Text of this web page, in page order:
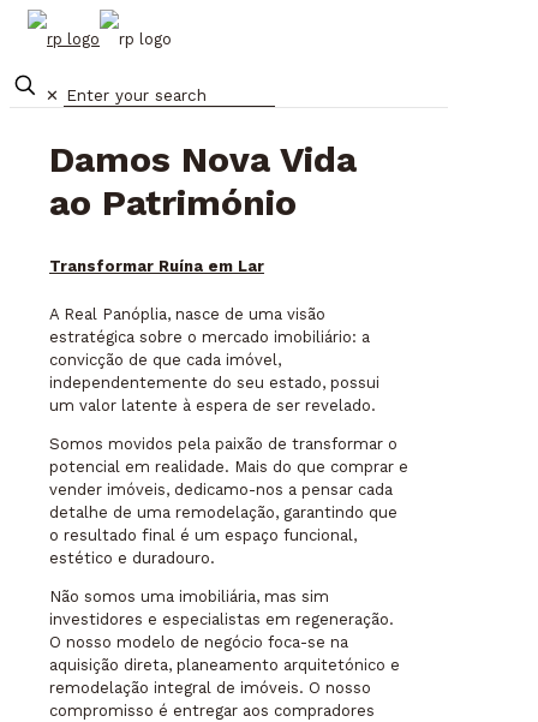
✕
Damos Nova Vida
ao Património
Transformar Ruína em Lar
A Real Panóplia, nasce de uma visão
estratégica sobre o mercado imobiliário: a
convicção de que cada imóvel,
independentemente do seu estado, possui
um valor latente à espera de ser revelado.
Somos movidos pela paixão de transformar o
potencial em realidade. Mais do que comprar e
vender imóveis, dedicamo-nos a pensar cada
detalhe de uma remodelação, garantindo que
o resultado final é um espaço funcional,
estético e duradouro.
Não somos uma imobiliária, mas sim
investidores e especialistas em regeneração.
O nosso modelo de negócio foca-se na
aquisição direta, planeamento arquitetónico e
remodelação integral de imóveis. O nosso
compromisso é entregar aos compradores